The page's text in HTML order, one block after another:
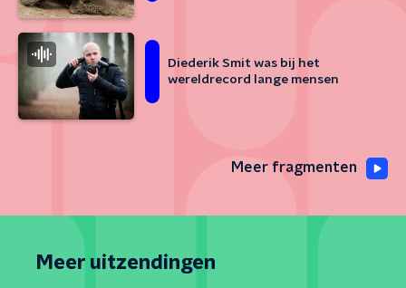
Diederik Smit was bij het
wereldrecord lange mensen
Meer fragmenten
Meer uitzendingen